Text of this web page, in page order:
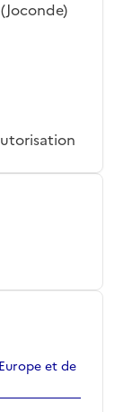
et de